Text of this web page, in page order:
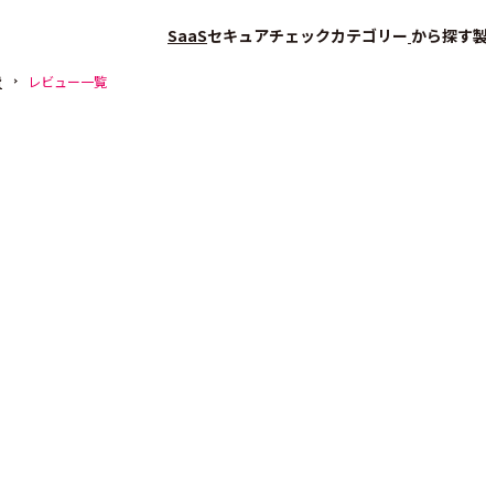
SaaSセキュアチェックカテゴリー から探す
レビュー一覧